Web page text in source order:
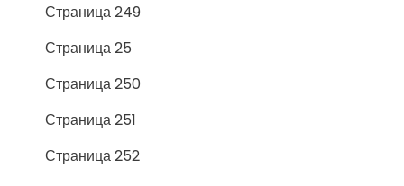
Страница 249
Страница 25
Страница 250
Страница 251
Страница 252